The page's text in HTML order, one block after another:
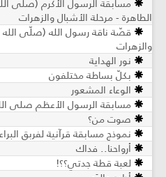
مسابقة الرسول الأكرم (صلى
الطاهرة - مرحلة الأشبال والزهرات
قصّة ناقة رسول الله (صلّى الله
والزهرات
نور الهداية
بكلّ بساطة مختلفون
الوعاء المشعور
مسابقة الرسول الأعظم صلى
صوت من؟
نموذج مسابقة قرآنية لفربق
أرواحنا.. فداك
لعبة قطة جدتي؟؟!